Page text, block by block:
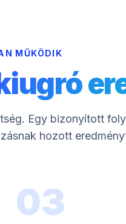
MŰKÖDIK
Egy bizonyított
hozott
03